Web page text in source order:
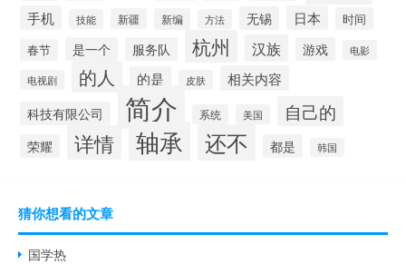
手机 技能 新疆 新编 方法 无锡 日本 时间
春节 是一个 服务队 杭州 汉族 游戏 电影
电视剧 的人 的是 皮肤 相关内容
科技有限公司 简介 系统 美国 自己的
荣耀 详情 轴承 还不 都是 韩国
猜你想看的文章
国学热